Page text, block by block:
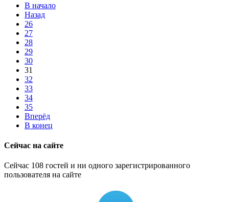
В начало
Назад
26
27
28
29
30
31
32
33
34
35
Вперёд
В конец
Сейчас на сайте
Сейчас 108 гостей и ни одного зарегистрированного
пользователя на сайте